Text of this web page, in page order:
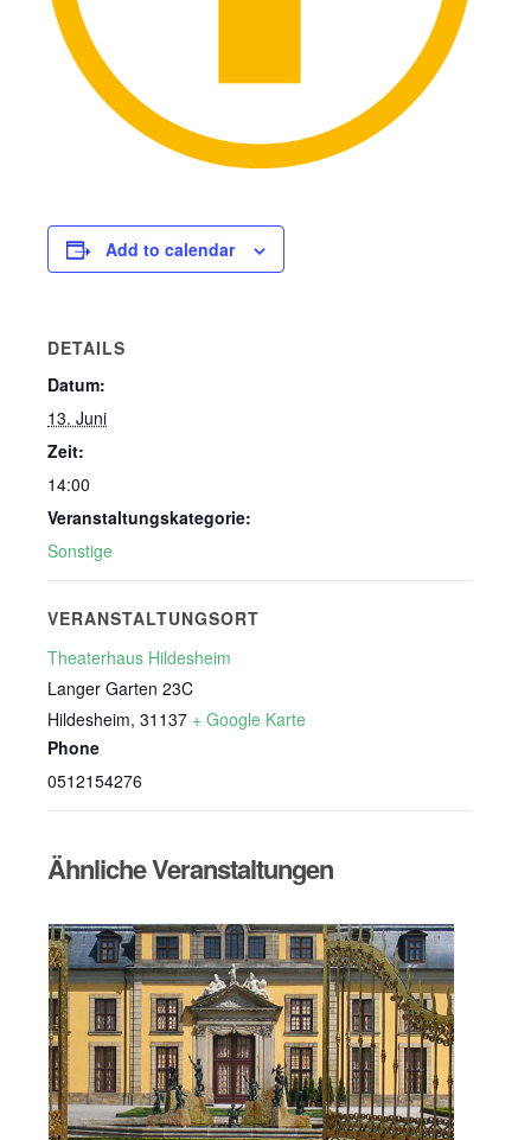
Add to calendar
DETAILS
Datum:
13. Juni
Zeit:
14:00
Veranstaltungskategorie:
Sonstige
VERANSTALTUNGSORT
Theaterhaus Hildesheim
Langer Garten 23C
Hildesheim, 31137 + Google Karte
Phone
0512154276
Ähnliche Veranstaltungen